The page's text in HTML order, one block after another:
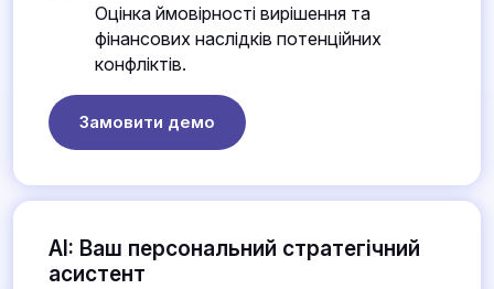
Оцінка ймовірності вирішення та
фінансових наслідків потенційних
конфліктів.
Замовити демо
AI: Ваш персональний стратегічний
асистент